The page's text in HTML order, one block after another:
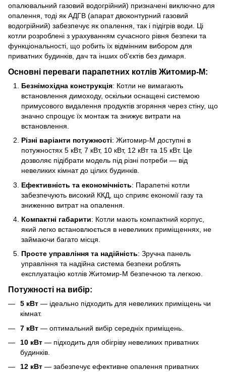
опалювальний газовий водогрійний) призначені виключно для
опалення, тоді як АДГВ (апарат двоконтурний газовий
водогрійний) забезпечує як опалення, так і підігрів води. Ці
котли розроблені з урахуванням сучасного рівня безпеки та
функціональності, що робить їх відмінним вибором для
приватних будинків, дач та інших об'єктів без димаря.
Основні переваги парапетних котлів Житомир-М:
Безнімохідна конструкція: Котли не вимагають
встановлення димоходу, оскільки оснащені системою
примусового видалення продуктів згоряння через стіну, що
значно спрощує їх монтаж та знижує витрати на
встановлення.
Різні варіанти потужності: Житомир-М доступні в
потужностях 5 кВт, 7 кВт, 10 кВт, 12 кВт та 15 кВт. Це
дозволяє підібрати модель під різні потреби — від
невеликих кімнат до цілих будинків.
Ефективність та економічність: Парапетні котли
забезпечують високий ККД, що сприяє економії газу та
зниженню витрат на опалення.
Компактні габарити: Котли мають компактний корпус,
який легко встановлюється в невеликих приміщеннях, не
займаючи багато місця.
Просте управління та надійність: Зручна панель
управління та надійна система безпеки роблять
експлуатацію котлів Житомир-М безпечною та легкою.
Потужності на вибір:
5 кВт — ідеально підходить для невеликих приміщень чи
кімнат.
7 кВт — оптимальний вибір середніх приміщень.
10 кВт — підходить для обігріву невеликих приватних
будинків.
12 кВт — забезпечує ефективне опалення приватних